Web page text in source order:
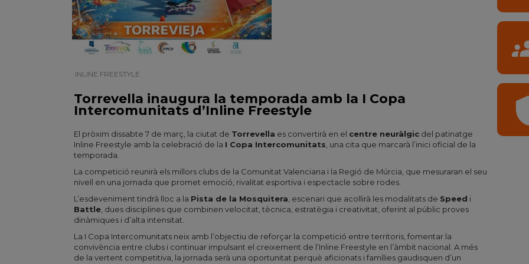
INLINE FREESTYLE
Torrevella inaugura la temporada amb la I Copa
Intercomunitats d’Inline Freestyle
El pròxim dissabte 7 de març, la ciutat de Torrevella es convertirà en el centre neuràlgic del patinatge
Inline Freestyle amb la celebració de la I Copa Intercomunitats , una cita que marcarà l’inici oficial de la
temporada.
La competició reunirà els millors clubs de la Comunitat Valenciana i la Regió de Múrcia, que mesuraran el seu
nivell en una jornada que promet emoció, rivalitat esportiva i espectacle sobre rodes.
L’esdeveniment tindrà lloc a la Pista de la Mosquitera , escenari que acollirà les modalitats de Speed i
Battle , dues disciplines que combinen velocitat, tècnica, estratègia i creativitat, oferint al públic proves
dinàmiques i d’alta intensitat.
La I Copa Intercomunitats neix amb l’objectiu de reforçar la competició entre territoris, fomentar la
convivència entre clubs i continuar impulsant el creixement de l’Inline Freestyle en l’àmbit nacional. A més
de la vertent competitiva, la jornada serà una oportunitat perquè aficionats i famílies gaudisquen d’un